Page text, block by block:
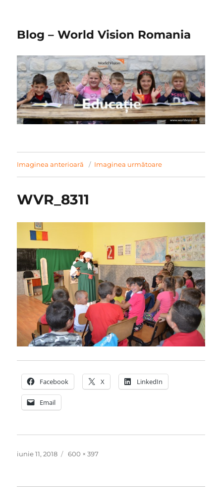
Blog – World Vision Romania
Imaginea anterioară Imaginea următoare
WVR_8311
Facebook X LinkedIn
Email
Publicat
iunie 11, 2018
Dimensiune
600 × 397